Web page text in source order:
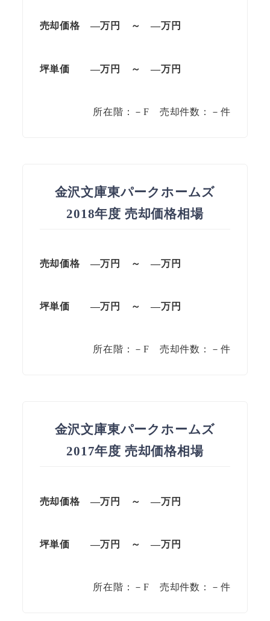
売却価格 —万円 ～ —万円
坪単価 —万円 ～—万円
所在階：－F 売却件数：－件
金沢文庫東パークホームズ
2018年度 売却価格相場
売却価格 —万円 ～ —万円
坪単価 —万円 ～—万円
所在階：－F 売却件数：－件
金沢文庫東パークホームズ
2017年度 売却価格相場
売却価格 —万円 ～ —万円
坪単価 —万円 ～—万円
所在階：－F 売却件数：－件